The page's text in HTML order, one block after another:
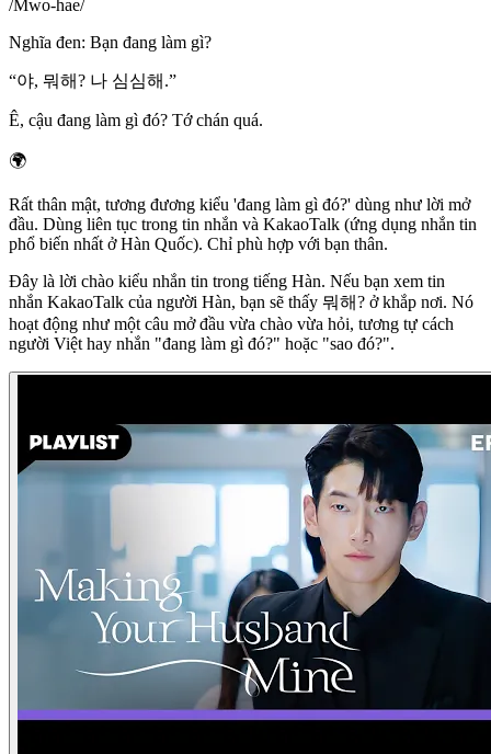
/Mwo-hae/
Nghĩa đen: Bạn đang làm gì?
“야, 뭐해? 나 심심해.”
Ê, cậu đang làm gì đó? Tớ chán quá.
🌍
Rất thân mật, tương đương kiểu 'đang làm gì đó?' dùng như lời mở
đầu. Dùng liên tục trong tin nhắn và KakaoTalk (ứng dụng nhắn tin
phổ biến nhất ở Hàn Quốc). Chỉ phù hợp với bạn thân.
Đây là lời chào kiểu nhắn tin trong tiếng Hàn. Nếu bạn xem tin
nhắn KakaoTalk của người Hàn, bạn sẽ thấy 뭐해? ở khắp nơi. Nó
hoạt động như một câu mở đầu vừa chào vừa hỏi, tương tự cách
người Việt hay nhắn "đang làm gì đó?" hoặc "sao đó?".